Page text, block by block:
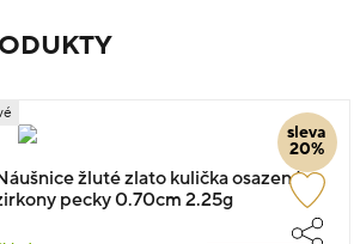
sleva
20%
žluté zlato kulička osazené
pecky 0.70cm 2.25g